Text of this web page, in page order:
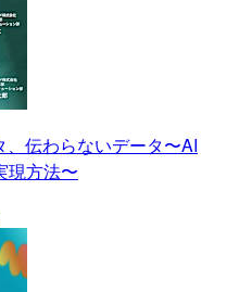
、伝わらないデータ〜AI
現方法〜